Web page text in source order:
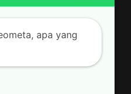
Jakarta Selatan, DKI
apa yang